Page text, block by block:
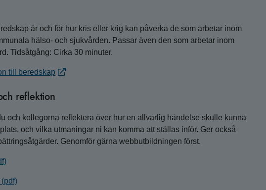
är och för hur kris eller krig kan påverka de som arbetar inom
hälso- och sjukvården. Passar även den som arbetar inom
Tidsåtgång: Cirka 30 minuter.
till beredskap
reflektion
och kollegorna reflektera över hur en allvarlig händelse skulle kunna
och vilka utmaningar ni kan komma att ställas inför. Ger också
Genomför gärna webbutbildningen först.